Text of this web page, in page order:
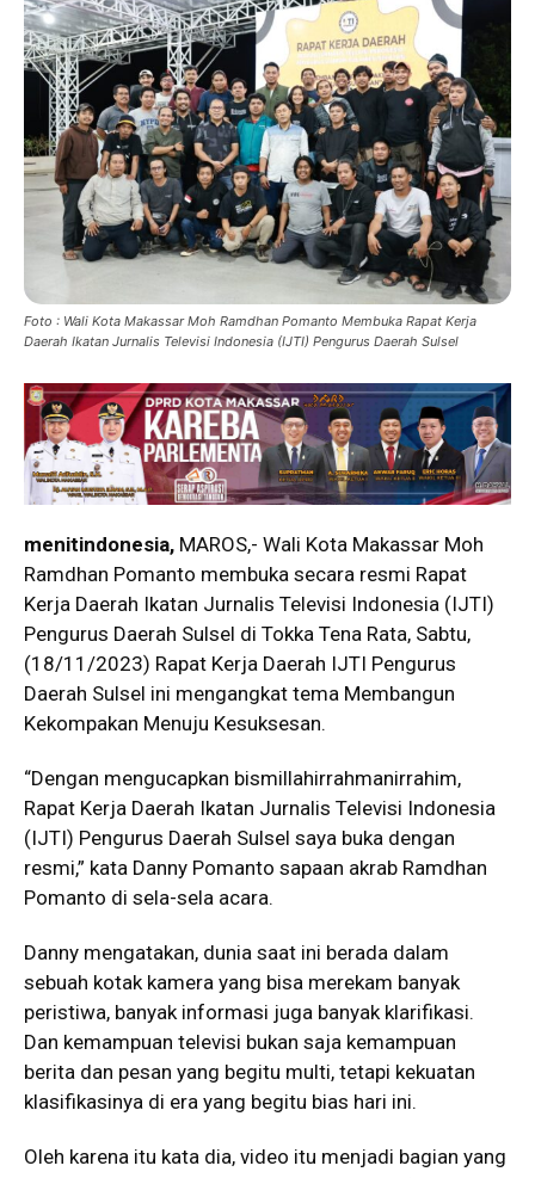
Foto : Wali Kota Makassar Moh Ramdhan Pomanto Membuka Rapat Kerja
Daerah Ikatan Jurnalis Televisi Indonesia (IJTI) Pengurus Daerah Sulsel
menitindonesia, MAROS,- Wali Kota Makassar Moh
Ramdhan Pomanto membuka secara resmi Rapat
Kerja Daerah Ikatan Jurnalis Televisi Indonesia (IJTI)
Pengurus Daerah Sulsel di Tokka Tena Rata, Sabtu,
(18/11/2023) Rapat Kerja Daerah IJTI Pengurus
Daerah Sulsel ini mengangkat tema Membangun
Kekompakan Menuju Kesuksesan.
“Dengan mengucapkan bismillahirrahmanirrahim,
Rapat Kerja Daerah Ikatan Jurnalis Televisi Indonesia
(IJTI) Pengurus Daerah Sulsel saya buka dengan
resmi,” kata Danny Pomanto sapaan akrab Ramdhan
Pomanto di sela-sela acara.
Danny mengatakan, dunia saat ini berada dalam
sebuah kotak kamera yang bisa merekam banyak
peristiwa, banyak informasi juga banyak klarifikasi.
Dan kemampuan televisi bukan saja kemampuan
berita dan pesan yang begitu multi, tetapi kekuatan
klasifikasinya di era yang begitu bias hari ini.
Oleh karena itu kata dia, video itu menjadi bagian yang